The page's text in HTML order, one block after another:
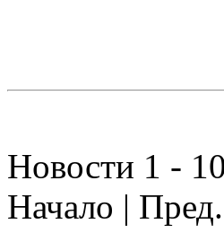
Новости 1 -
Начало |